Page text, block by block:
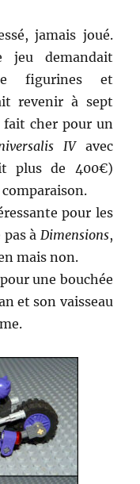
jamais joué.
demandait
figurines et
revenir à sept
fait cher pour un
IVavec
plus de 400€)
pour les
à Dimensions,
mais non.
une bouchée
et son vaisseau